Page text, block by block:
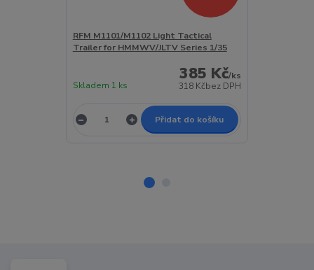
RFM M1101/M1102 Light Tactical
Trailer for HMMWV/JLTV Series 1/35
385 Kč/ks
318 Kčbez DPH
Skladem 1 ks
Přidat do košíku